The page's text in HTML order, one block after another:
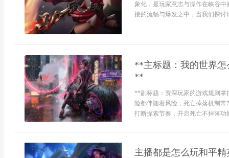
象化，是玩家意志与操作在峡谷
接的流畅与爆发之中，当我们探讨
**主标题：我的世界
**
**副标题：资深玩家的游戏规则
险都伴随着风险，死亡掉落机制
打断探索节奏，开启死亡不掉落功
主播都是怎么玩和平